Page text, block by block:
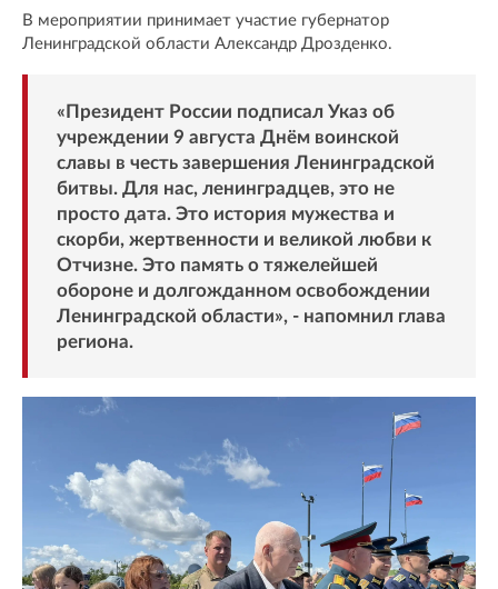
В мероприятии принимает участие губернатор
Ленинградской области Александр Дрозденко.
«Президент России подписал Указ об
учреждении 9 августа Днём воинской
славы в честь завершения Ленинградской
битвы. Для нас, ленинградцев, это не
просто дата. Это история мужества и
скорби, жертвенности и великой любви к
Отчизне. Это память о тяжелейшей
обороне и долгожданном освобождении
Ленинградской области», - напомнил глава
региона.